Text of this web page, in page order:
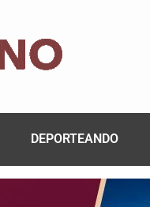
DEPORTEANDO